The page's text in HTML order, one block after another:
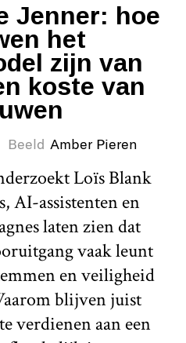
Jenner: hoe
het
zijn van
koste van
Beeld Amber Pieren
Loïs Blank
AI-assistenten en
laten zien dat
vaak leunt
en veiligheid
blijven juist
verdienen aan een